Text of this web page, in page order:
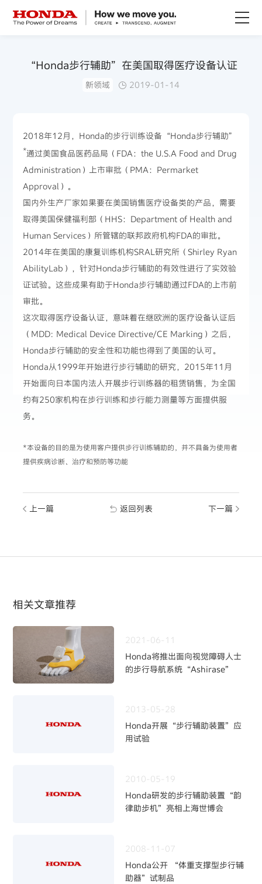
技术创新
新闻资讯
“Honda步行辅助”在美国取得医疗设备认证
新领域 2019-01-14
2018年12月，Honda的步行训练设备“Honda步行辅助”
*通过美国食品医药品局（FDA：the U.S.A Food and Drug
Administration）上市审批（PMA：Permarket
Approval）。
国内外生产厂家如果要在美国销售医疗设备类的产品，需要
取得美国保健福利部（HHS：Department of Health and
Human Services）所管辖的联邦政府机构FDA的审批。
2014年在美国的康复训练机构SRAL研究所（Shirley Ryan
AbilityLab），针对Honda步行辅助的有效性进行了实效验
证试验。这些成果有助于Honda步行辅助通过FDA的上市前
审批。
这次取得医疗设备认证，意味着在继欧洲的医疗设备认证后
（MDD: Medical Device Directive/CE Marking）之后，
Honda步行辅助的安全性和功能也得到了美国的认可。
Honda从1999年开始进行步行辅助的研究，2015年11月
开始面向日本国内法人开展步行训练器的租赁销售，为全国
约有250家机构在步行训练和步行能力测量等方面提供服
务。
*本设备的目的是为使用客户提供步行训练辅助的，并不具备为使用者
提供疾病诊断、治疗和预防等功能
上一篇 返回列表 下一篇
相关文章推荐
2021-06-11
Honda将推出面向视觉障碍人士
的步行导航系统“Ashirase”
2013-05-28
Honda开展“步行辅助装置”应
用试验
2010-05-19
Honda研发的步行辅助装置“韵
律助步机”亮相上海世博会
2008-11-07
Honda公开 “体重支撑型步行辅
助器”试制品